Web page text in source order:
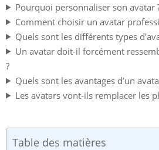
Pourquoi personnaliser son avatar
Comment choisir un avatar
Quels sont les différents types
Un avatar doit-il forcément
?
Quels sont les avantages d’un
Les avatars vont-ils remplacer les
Table des matières